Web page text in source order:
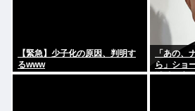
【緊急】少子化の原因、判明す
るwww
「あの、
ら」ショ
輔氏が高